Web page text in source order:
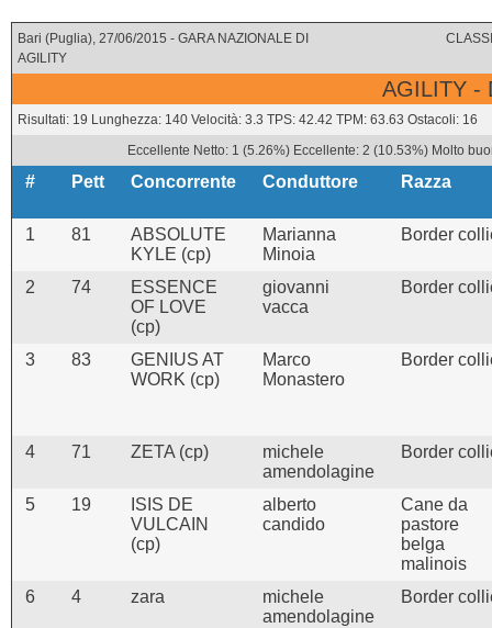
Bari (Puglia), 27/06/2015 - GARA NAZIONALE DI
AGILITY
AGILITY -
Risultati: 19 Lunghezza: 140 Velocità: 3.3 TPS: 42.42 TPM: 63.63 Ostacoli: 16
Eccellente Netto: 1 (5.26%) Eccellente: 2 (10.53%) Molto
# Pett Concorrente Conduttore Razza
1 81
ABSOLUTE
KYLE (cp)
Marianna
Minoia
Border
2 74
ESSENCE
OF LOVE
(cp)
giovanni
vacca
Border
3 83
GENIUS AT
WORK (cp)
Marco
Monastero
Border
4 71 ZETA (cp)
michele
amendolagine
Border
5 19
ISIS DE
VULCAIN
(cp)
alberto
candido
Cane da
pastore
belga
malinois
6
4 zara
michele
amendolagine
Border